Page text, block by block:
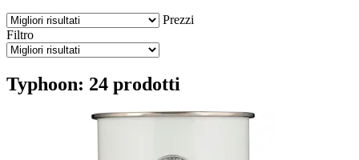
Prezzi
Filtro
Typhoon: 24 prodotti